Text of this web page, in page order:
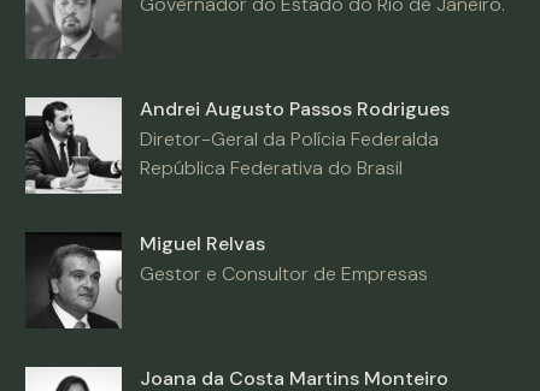
Andrei Augusto Passos Rodrigues
Diretor-Geral da Polícia Federalda
República Federativa do Brasil
Miguel Relvas
Gestor e Consultor de Empresas
Joana da Costa Martins Monteiro